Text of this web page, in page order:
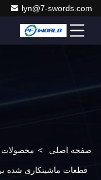
lyn@7-swords.com
صفحه اصلی > محصولات